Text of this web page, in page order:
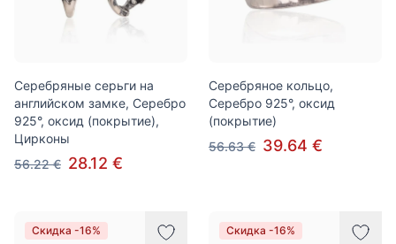
Серебряные серьги на
английском замке, Серебро
925°, оксид (покрытие),
Цирконы
56.22 € 28.12 €
Серебряное кольцо,
Серебро 925°, оксид
(покрытие)
56.63 € 39.64 €
Скидка -16% Скидка -16%